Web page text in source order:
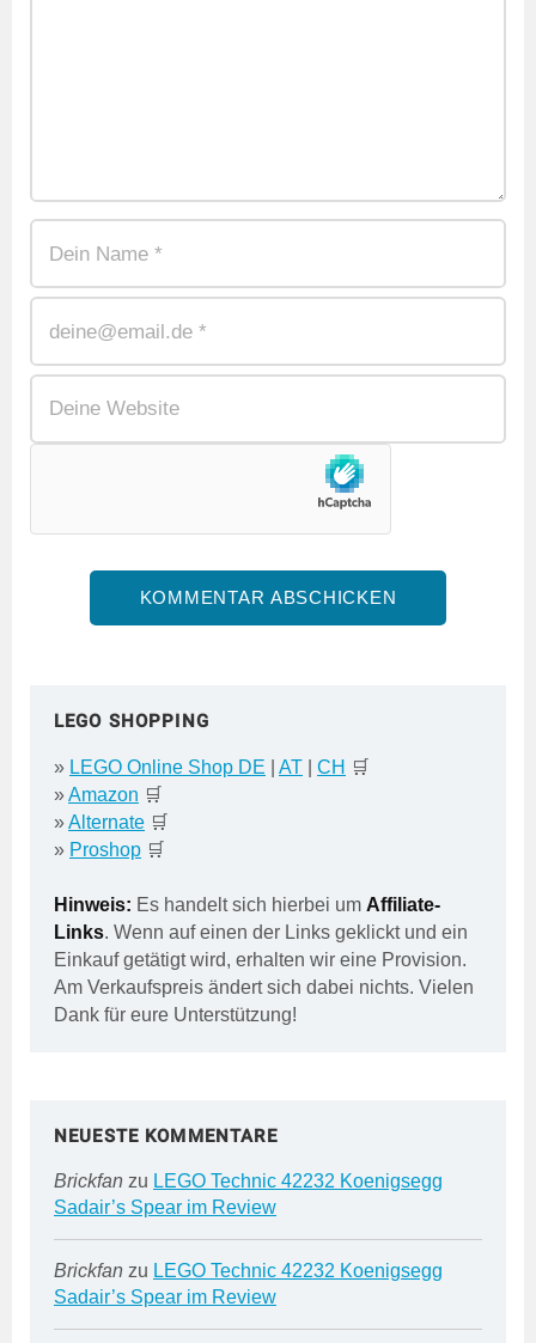
LEGO SHOPPING
» LEGO Online Shop DE AT CH 🛒
»Amazon 🛒
»Alternate 🛒
» Proshop 🛒
Hinweis: Es handelt sich hierbei um Affiliate-
Links. Wenn auf einen der Links geklickt und ein
Einkauf getätigt wird, erhalten wir eine Provision.
Am Verkaufspreis ändert sich dabei nichts. Vielen
Dank für eure Unterstützung!
NEUESTE KOMMENTARE
Brickfan zu LEGO Technic 42232 Koenigsegg
Sadair’s Spear im Review
Brickfan zu LEGO Technic 42232 Koenigsegg
Sadair’s Spear im Review